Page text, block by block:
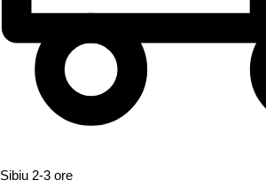
Sibiu 2-3 ore